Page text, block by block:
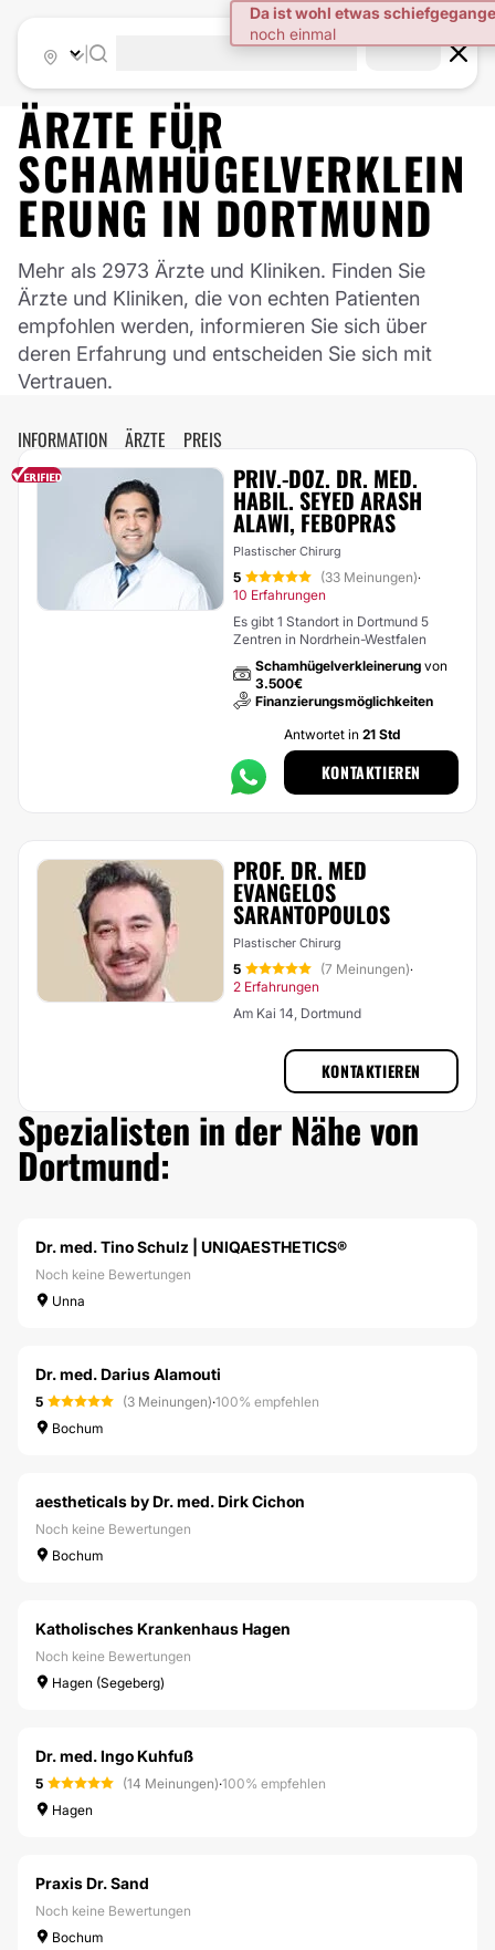
ÄRZTE FÜR
SCHAMHÜGELVERKLEIN
ERUNG IN DORTMUND
Mehr als 2973 Ärzte und Kliniken. Finden Sie
Ärzte und Kliniken, die von echten Patienten
empfohlen werden, informieren Sie sich über
deren Erfahrung und entscheiden Sie sich mit
Vertrauen.
INFORMATION ÄRZTE PREIS
PRIV.-DOZ. DR. MED.
HABIL. SEYED ARASH
ALAWI, FEBOPRAS
Plastischer Chirurg
5 (33 Meinungen)·
10 Erfahrungen
Es gibt 1 Standort in Dortmund 5
Zentren in Nordrhein-Westfalen
Schamhügelverkleinerung von
3.500€
Finanzierungsmöglichkeiten
Antwortet in 21 Std
KONTAKTIEREN
PROF. DR. MED
EVANGELOS
SARANTOPOULOS
Plastischer Chirurg
5 (7 Meinungen)·
2 Erfahrungen
Am Kai 14, Dortmund
KONTAKTIEREN
Spezialisten in der Nähe von
Dortmund:
Dr. med. Tino Schulz | UNIQAESTHETICS®
Noch keine Bewertungen
Unna
Dr. med. Darius Alamouti
5 (3 Meinungen)·100% empfehlen
Bochum
aestheticals by Dr. med. Dirk Cichon
Noch keine Bewertungen
Bochum
Katholisches Krankenhaus Hagen
Noch keine Bewertungen
Hagen (Segeberg)
Dr. med. Ingo Kuhfuß
5 (14 Meinungen)·100% empfehlen
Hagen
Praxis Dr. Sand
Noch keine Bewertungen
Bochum